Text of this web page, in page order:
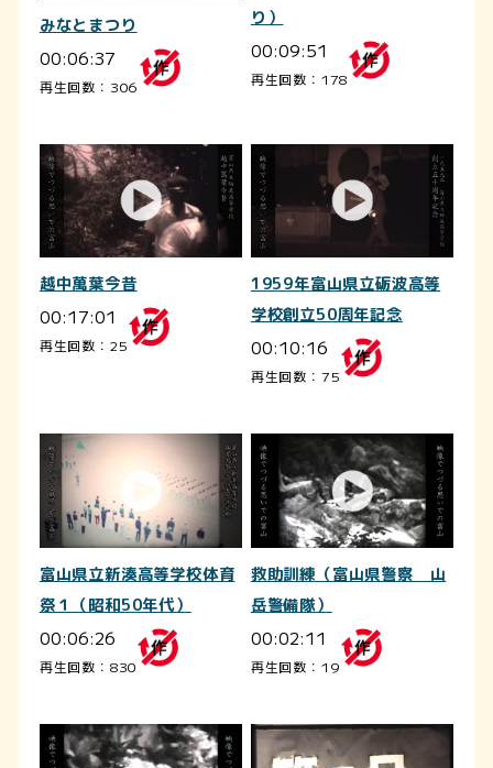
みなとまつり
00:06:37
再生回数：306
り）
00:09:51
再生回数：178
越中萬葉今昔
00:17:01
再生回数：25
1959年富山県立砺波高等
学校創立50周年記念
00:10:16
再生回数：75
富山県立新湊高等学校体育
祭１（昭和50年代）
00:06:26
再生回数：830
救助訓練（富山県警察 山
岳警備隊）
00:02:11
再生回数：19